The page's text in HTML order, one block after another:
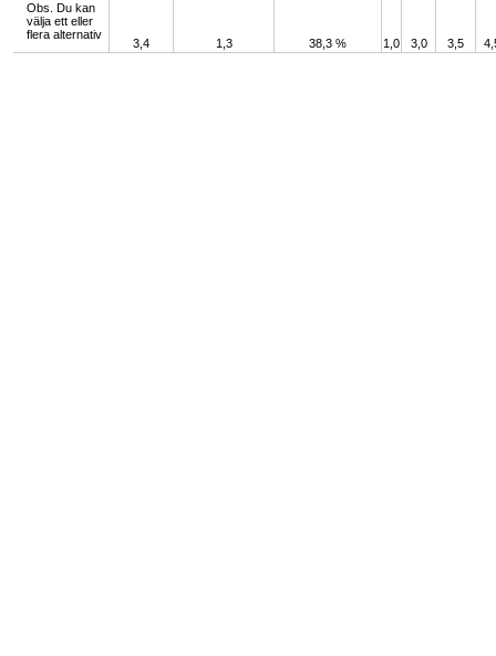
Obs. Du kan
välja ett eller
flera alternativ
3,4 1,3 38,3 % 1,0 3,0 3,5